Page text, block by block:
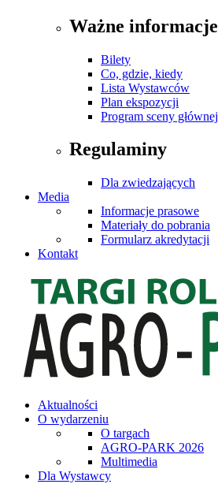
Ważne informacje
Bilety
Co, gdzie, kiedy
Lista Wystawców
Plan ekspozycji
Program sceny głównej
Regulaminy
Dla zwiedzających
Media
Informacje prasowe
Materiały do pobrania
Formularz akredytacji
Kontakt
Aktualności
O wydarzeniu
O targach
AGRO-PARK 2026
Multimedia
Dla Wystawcy